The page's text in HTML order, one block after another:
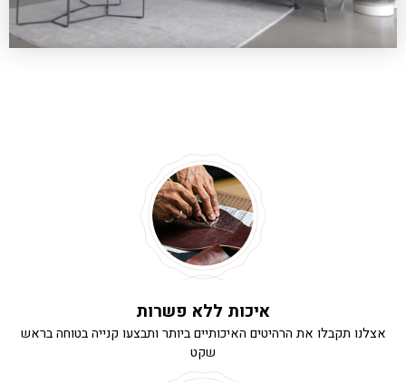
איכות ללא פשרות
אצלנו תקבלו את הרהיטים האיכותיים ביותר ותבצעו קנייה בטוחה בראש
שקט